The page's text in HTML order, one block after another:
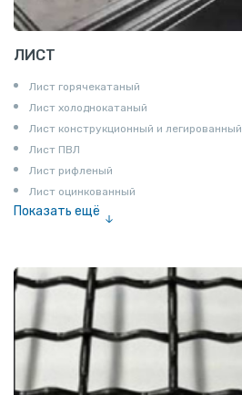
ЛИСТ
Лист горячекатаный
Лист холоднокатаный
Лист конструкционный и легированный
Лист ПВЛ
Лист рифленый
Лист оцинкованный
Показать ещё